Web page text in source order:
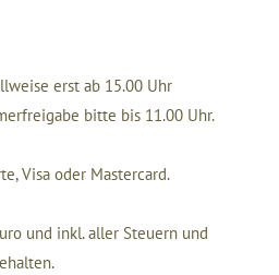
erst ab 15.00 Uhr
bitte bis 11.00 Uhr.
Visa oder Mastercard.
und inkl. aller Steuern und